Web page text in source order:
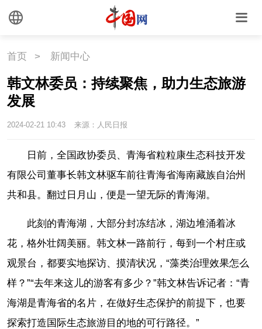
首页 > 新闻中心
韩文林委员：持续聚焦，助力生态旅游
发展
2024-02-21 10:43 来源：人民日报
日前，全国政协委员、青海省粒粒康生态科技开发
有限公司董事长韩文林驱车前往青海省海南藏族自治州
共和县。翻过日月山，便是一望无际的青海湖。
此刻的青海湖，大部分封冻结冰，湖边堆涌着冰
花，格外壮阔美丽。韩文林一路前行，每到一个村庄或
观景台，都要实地探访、摸清状况，“藻类治理效果怎么
样？”“去年来这儿的游客有多少？”韩文林告诉记者：“青
海湖是青海省的名片，在做好生态保护的前提下，也要
探索打造国际生态旅游目的地的可行路径。”